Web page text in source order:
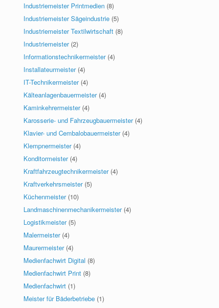
Industriemeister Printmedien (8)
Industriemeister Sägeindustrie (5)
Industriemeister Textilwirtschaft (8)
Industriemeister (2)
Informationstechnikermeister (4)
Installateurmeister (4)
IT-Technikermeister (4)
Kälteanlagenbauermeister (4)
Kaminkehrermeister (4)
Karosserie- und Fahrzeugbauermeister (4)
Klavier- und Cembalobauermeister (4)
Klempnermeister (4)
Konditormeister (4)
Kraftfahrzeugtechnikermeister (4)
Kraftverkehrsmeister (5)
Küchenmeister (10)
Landmaschinenmechanikermeister (4)
Logistikmeister (5)
Malermeister (4)
Maurermeister (4)
Medienfachwirt Digital (8)
Medienfachwirt Print (8)
Medienfachwirt (1)
Meister für Bäderbetriebe (1)